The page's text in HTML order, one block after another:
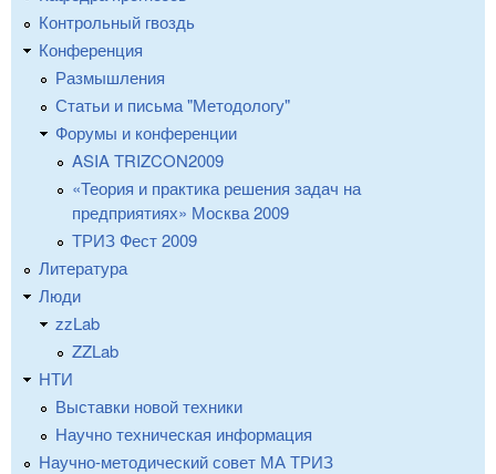
Контрольный гвоздь
Конференция
Размышления
Статьи и письма "Методологу"
Форумы и конференции
ASIA TRIZCON2009
«Теория и практика решения задач на
предприятиях» Москва 2009
ТРИЗ Фест 2009
Литература
Люди
zzLab
ZZLab
НТИ
Выставки новой техники
Научно техническая информация
Научно-методический совет МА ТРИЗ